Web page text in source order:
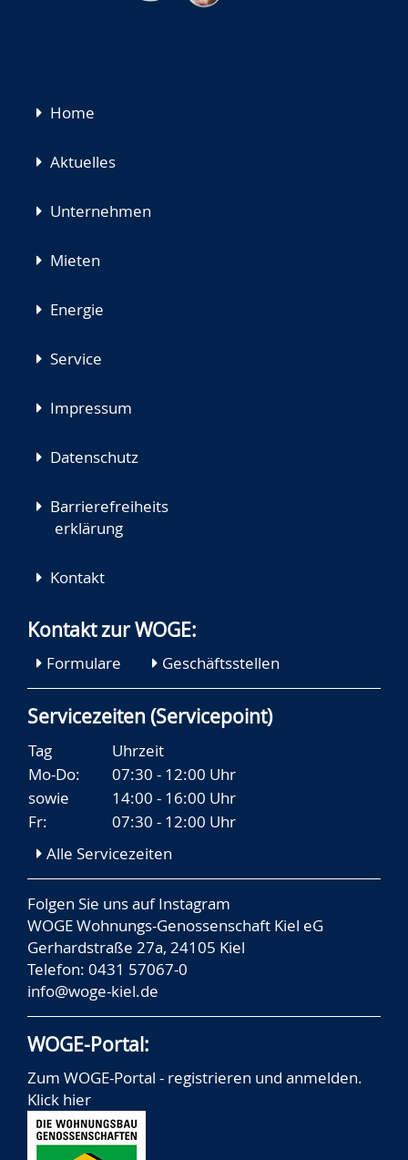
Navigation
Home
Aktuelles
Unternehmen
Mieten
Energie
Service
Impressum
Datenschutz
Barrierefreiheits
erklärung
Kontakt
Kontakt zur WOGE:
Formulare Geschäftsstellen
Servicezeiten (Servicepoint)
Tag
Uhrzeit
Mo-Do:
07:30 - 12:00 Uhr
sowie
14:00 - 16:00 Uhr
Fr:
07:30 - 12:00 Uhr
Alle Servicezeiten
Folgen Sie uns aufInstagram
WOGE Wohnungs-Genossenschaft Kiel eG
Gerhardstraße 27a, 24105 Kiel
Telefon: 0431 57067-0
info@woge-kiel.de
WOGE-Portal:
Zum WOGE-Portal - registrieren und anmelden.
Klick hier